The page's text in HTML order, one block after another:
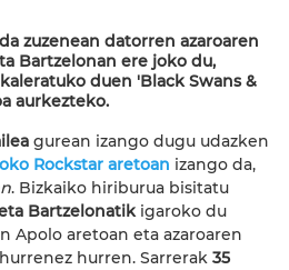
zuzenean datorren azaroaren
Bartzelonan ere joko du,
duen 'Black Swans &
aurkezteko.
gurean izango dugu udazken
Rockstar aretoan izango da,
. Bizkaiko hiriburua bisitatu
Bartzelonatikigaroko du
Apolo aretoan eta azaroaren
hurren. Sarrerak 35